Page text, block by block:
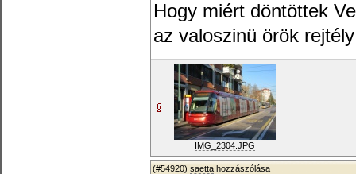
Hogy miért döntöttek
az valoszinü örök
IMG_2304.JPG
(#54920) saetta hozzászólása